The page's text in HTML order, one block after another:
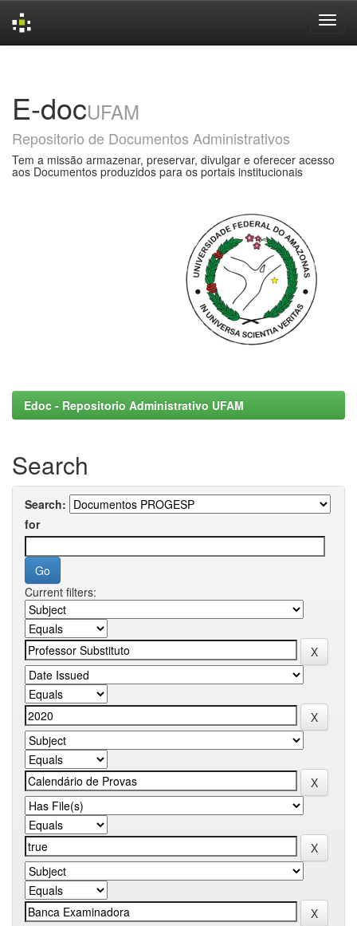
E-docUFAM
Repositorio de Documentos Administrativos
Tem a missão armazenar, preservar, divulgar e oferecer acesso
aos Documentos produzidos para os portais institucionais
Edoc - Repositorio Administrativo UFAM
Search
Search:
for
Current filters: